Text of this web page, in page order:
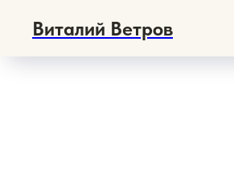
Виталий Ветров